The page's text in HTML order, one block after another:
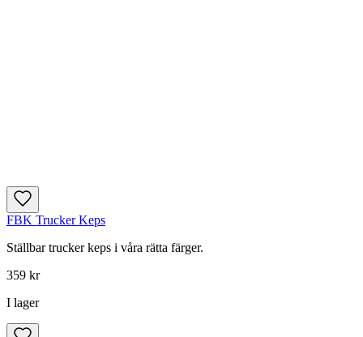
FBK Trucker Keps
Ställbar trucker keps i våra rätta färger.
359 kr
I lager